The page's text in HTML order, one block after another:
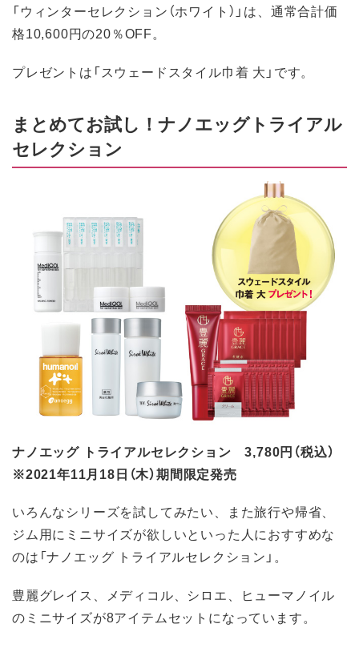
「ウィンターセレクション（ホワイト）」は、通常合計価
格10,600円の20％OFF。
プレゼントは「スウェードスタイル巾着 大」です。
まとめてお試し！ナノエッグトライアル
セレクション
ナノエッグ トライアルセレクション 3,780円（税込）
※2021年11月18日（木）期間限定発売
いろんなシリーズを試してみたい、また旅行や帰省、
ジム用にミニサイズが欲しいといった人におすすめな
のは「ナノエッグ トライアルセレクション」。
豊麗グレイス、メディコル、シロエ、ヒューマノイル
のミニサイズが8アイテムセットになっています。